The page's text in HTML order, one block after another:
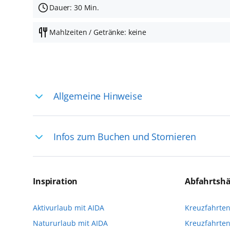
Dauer: 30 Min.
Mahlzeiten / Getränke: keine
Allgemeine Hinweise
selten, sodass dort englischsprachige
das Reiseerlebnis
Infos zum Buchen und Stornieren
Reservierungsanfrage über aida.de/
Verfügung stehen. Deshalb empfehlen
vorzunehmen.
Inspiration
Aktivurlaub mit AIDA
Natururlaub mit AIDA